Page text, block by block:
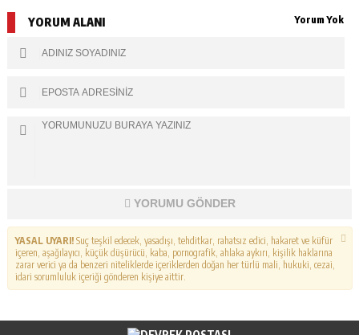
YORUM ALANI Yorum Yok
YORUMU GÖNDER
YASAL UYARI!Suç teşkil edecek, yasadışı, tehditkar, rahatsız edici, hakaret ve küfür
içeren, aşağılayıcı, küçük düşürücü, kaba, pornografik, ahlaka aykırı, kişilik haklarına
zarar verici ya da benzeri niteliklerde içeriklerden doğan her türlü mali, hukuki, cezai,
idari sorumluluk içeriği gönderen kişiye aittir.